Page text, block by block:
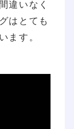
違いなく
はとても
ます。